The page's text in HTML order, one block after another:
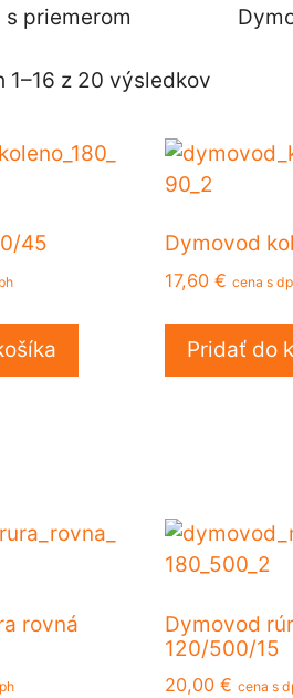
1–16 z 20 výsledkov
45 Dymovod
17,60 € cena s
Pridať do
rovná
Dymovod
120/500/15
20,00 € cena s